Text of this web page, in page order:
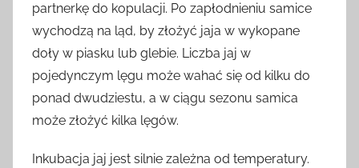
partnerkę do kopulacji. Po zapłodnieniu samice
wychodzą na ląd, by złożyć jaja w wykopane
doły w piasku lub glebie. Liczba jaj w
pojedynczym lęgu może wahać się od kilku do
ponad dwudziestu, a w ciągu sezonu samica
może złożyć kilka lęgów.
Inkuba​cja jaj jest silnie zależna od temperatury.